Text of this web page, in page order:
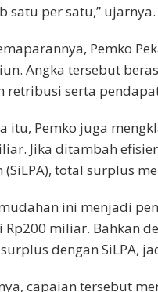
satu per satu,” ujarnya.
Pemko
Angka tersebut
retribusi serta
itu, Pemko juga
Jika ditambah
(SiLPA), total surplus
ini menjadi
Rp200 miliar. Bahkan
dengan SiLPA,
capaian tersebut